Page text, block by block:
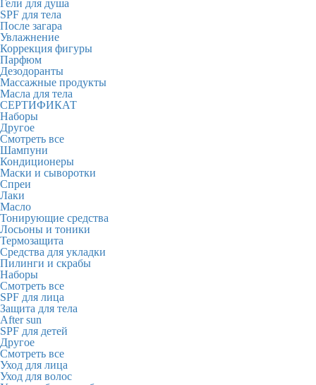
Гели для душа
SPF для тела
После загара
Увлажнение
Коррекция фигуры
Парфюм
Дезодоранты
Массажные продукты
Масла для тела
СЕРТИФИКАТ
Наборы
Другое
Смотреть все
Шампуни
Кондиционеры
Маски и сыворотки
Спреи
Лаки
Масло
Тонирующие средства
Лосьоны и тоники
Термозащита
Средства для укладки
Пилинги и скрабы
Наборы
Смотреть все
SPF для лица
Защита для тела
After sun
SPF для детей
Другое
Смотреть все
Уход для лица
Уход для волос